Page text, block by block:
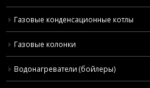
Газовые конденсационные котлы
Газовые колонки
Водонагреватели (бойлеры)